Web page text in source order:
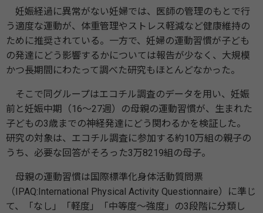
妊娠経過に異常がない妊婦では、医師の管理のもとで行
う適度な運動が、体重管理やストレス軽減など健康維持の
ために推奨されている。一方で、妊婦の運動習慣が子ども
の発達にどう影響するかについては報告が少なく、大規模
かつ長期間にわたって調べた研究もほとんどなかった。
そこで同グループはエコチル調査のデータを用い、妊娠
前と妊娠中期（16〜27週）の母親の運動習慣が、生まれた
子どもの3歳までの神経発達にどう関わるかを検証した。
研究の対象は、エコチル調査に参加する約10万組の親子の
うち、必要な回答がそろった3万8219組の母子。
母親の運動習慣は国際標準化身体活動質問票
（IPAQ:International Physical Activity Questionnaire）に準じ
て、「なし」「軽度」「中等度〜強度」の3段階に分類し